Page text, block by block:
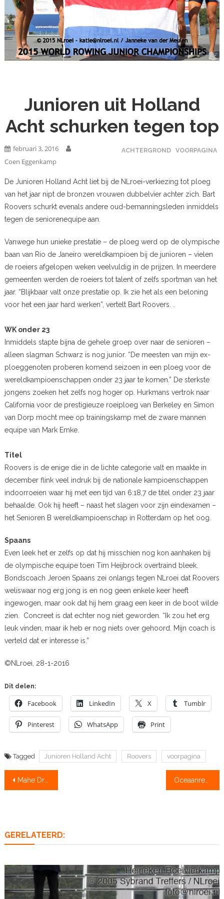
Junioren uit Holland
Acht schurken tegen top
ACHTERGROND VOORPAGINA
februari 3, 2016
Coen Eggenkamp
De Junioren Holland Acht liet bij de NLroei-verkiezing tot ploeg
van het jaar nipt de bronzen vrouwen dubbelvier achter zich. Bart
Roovers schurkt evenals andere oud-bemanningsleden inmiddels
tegen de seniorenequipe aan.
Vanwege hun unieke prestatie – de ploeg werd op de olympische
baan van Rio de Janeiro wereldkampioen bij de junioren – vielen
de roeiers afgelopen weken veelvuldig in de prijzen. In meerdere
gemeenten werden de roeiers tot talent of zelfs sportman van het
jaar. “Blijkbaar valt onze prestatie op. Ik zie het als een beloning
voor het een jaar hard werken”, vertelt Bart Roovers. .
WK onder 23
Inmiddels stapte bijna de gehele groep over naar de senioren –
alleen slagman Schwarz is nog junior. “De meesten van mijn ex-
ploeggenoten proberen komend seizoen in een ploeg voor de
wereldkampioenschappen onder 23 jaar te komen.” De sterkste
jongens zoeken het zelfs nog hoger op. Hurkmans vertrok naar
California voor de prestigieuze roeiploeg van Berkeley en Simon
van Dorp mocht mee op trainingskamp met de zware mannen
equipe van Mark Emke.
Titel
Roovers is de enige die in de lichte categorie valt en maakte in
december flink veel indruk bij de nationale kampioenschappen
indoorroeien waar hij met een tijd van 6:18,7 de titel onder 23 jaar
behaalde. Ook hij heeft – naast het slagen voor zijn eindexamen –
het Senioren B wereldkampioenschap in Rotterdam op het oog.
Spaans
Even leek het er zelfs op dat hij misschien nog kon aanhaken bij
de olympische equipe toen Tim Heijbrock overtraind bleek.
Bondscoach Jeroen Spaans zei onlangs tegen NLroei dat Roovers
weliswaar nog erg jong is en nog geen enkele keer heeft
ingewogen, maar ook dat hij hem graag een keer in de boot wilde
zien. Concreet is dat echter nog niet geworden. “Ik zou het erg
leuk vinden, maar ik heb er nog niets over gehoord. Mijn coach is
verteld dat er interesse is.”
©NLroei, 28-1-2016
Dit delen:
Facebook LinkedIn X Tumblr
Pinterest WhatsApp Print
Tagged Junioren Holland Acht Roovers voorpagina
Bericht
Mahe Drysdale verliest van gelegenheidsskiffeur Oceaanrecords voor Britse vrouwen
GERELATEERD: